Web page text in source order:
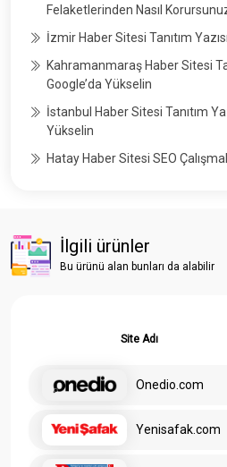
Felaketlerinden Nasıl
İzmir Haber Sitesi Tanıtım
Kahramanmaraş Haber Sitesi
Google’da Yükselin
İstanbul Haber Sitesi Tanıtım
Yükselin
Hatay Haber Sitesi SEO
İlgili ürünler
Bu ürünü alan bunları da alabilir
Site Adı
Onedio.com
Yenisafak.com